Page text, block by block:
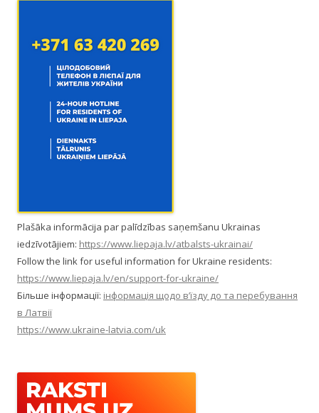
Plašāka informācija par palīdzības saņemšanu Ukrainas
iedzīvotājiem: https://www.liepaja.lv/atbalsts-ukrainai/
Follow the link for useful information for Ukraine residents:
https://www.liepaja.lv/en/support-for-ukraine/
Більше інформації: інформація щодо в’їзду до та перебування
в Латвії
https://www.ukraine-latvia.com/uk